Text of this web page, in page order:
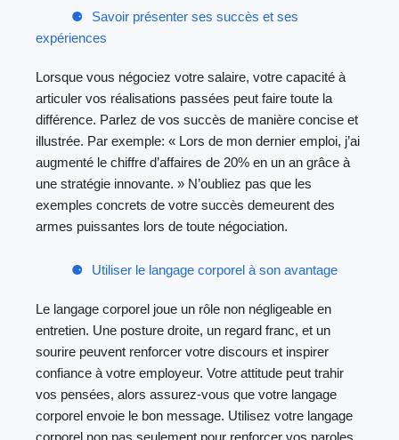
Savoir présenter ses succès et ses
expériences
Lorsque vous négociez votre salaire, votre capacité à
articuler vos réalisations passées peut faire toute la
différence. Parlez de vos succès de manière concise et
illustrée. Par exemple: « Lors de mon dernier emploi, j’ai
augmenté le chiffre d’affaires de 20% en un an grâce à
une stratégie innovante. » N’oubliez pas que les
exemples concrets de votre succès demeurent des
armes puissantes lors de toute négociation.
Utiliser le langage corporel à son avantage
Le langage corporel joue un rôle non négligeable en
entretien. Une posture droite, un regard franc, et un
sourire peuvent renforcer votre discours et inspirer
confiance à votre employeur. Votre attitude peut trahir
vos pensées, alors assurez-vous que votre langage
corporel envoie le bon message. Utilisez votre langage
corporel non pas seulement pour renforcer vos paroles,